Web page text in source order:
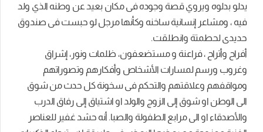
يدلو بدلوه ويروي قصة وجوده فى مكان بعيد عن وطنه الذي ولد
فيه ، ومشاعر إنسانية ساخنه وكأنها مرجل لو حبست فى صندوق
حديدى لحطمتة وانطلقت.
أفراح وأتراح ، فراعنة و مستضعفون، ظلمات ونور، إشراق
وغروب ورسم لمسارات الأشخاص وأفكارهم وتصوراتهم
ومواقفهم وعلاقتهم والتحكم فى سخونة كل حدث من شوق
الى الوطن او شوق إلى الزوج والولد او اشتياق إلى رفاق الدرب
والأصدقاء او الى مرابع الطفولة والصبا. أنه حشد غفير للعناصر